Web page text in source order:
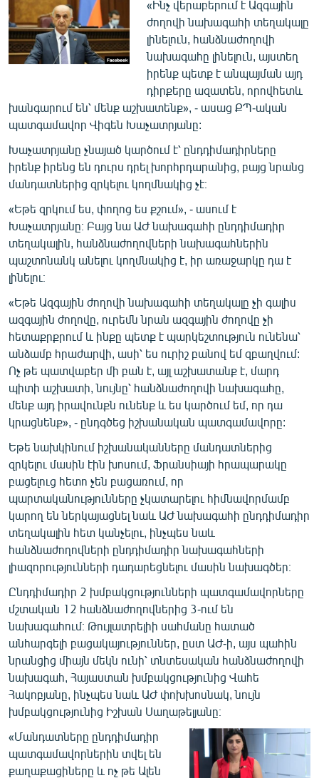
«Ինչ վերաբերում է Ազգային
ժողովի նախագահի տեղակալը
լինելուն, հանձնաժողովի
նախագահը լինելուն, այստեղ
իրենք պետք է անպայման այդ
դիրքերը ազատեն, որովհետև
խանգարում են՝ մենք աշխատենք», - ասաց ՔՊ-ական
պատգամավոր Վիգեն Խաչատրյանը:
Խաչատրյանը չնայած կարծում է՝ ընդդիմադիրները
իրենք իրենց են դուրս դրել խորհրդարանից, բայց նրանց
մանդատներից զրկելու կողմնակից չէ։
«Եթե զրկում ես, փողոց ես քշում», - ասում է
Խաչատրյանը։ Բայց նա ԱԺ նախագահի ընդդիմադիր
տեղակալին, հանձնաժողովների նախագահներին
պաշտոնանկ անելու կողմնակից է, իր առաջարկը դա է
լինելու։
«Եթե Ազգային ժողովի նախագահի տեղակալը չի գալիս
ազգային ժողովը, ուրեմն նրան ազգային ժողովը չի
հետաքրքրում և ինքը պետք է պարկեշտություն ունենա՝
անձամբ հրաժարվի, ասի՝ ես ուրիշ բանով եմ զբաղվում:
Ոչ թե պատվաբեր մի բան է, այլ աշխատանք է, մարդ
պիտի աշխատի, նույնը՝ հանձնաժողովի նախագահը,
մենք այդ իրավունքն ունենք և ես կարծում եմ, որ դա
կրացնենք», - ընդգծեց իշխանական պատգամավորը:
Եթե նախկինում իշխանականները մանդատներից
զրկելու մասին էին խոսում, Ֆրանսիայի հրապարակը
բացելուց հետո չեն բացառում, որ
պարտականությունները չկատարելու հիմնավորմամբ
կարող են ներկայացնել նաև ԱԺ նախագահի ընդդիմադիր
տեղակալին հետ կանչելու, ինչպես նաև
հանձնաժողովների ընդդիմադիր նախագահների
լիազորությունների դադարեցնելու մասին նախագծեր։
Ընդդիմադիր 2 խմբակցությունների պատգամավորները
մշտական 12 հանձնաժողովներից 3-ում են
նախագահում։ Թույլատրելիի սահմանը հատած
անհարգելի բացակայություններ, ըստ ԱԺ-ի, այս պահին
նրանցից միայն մեկն ունի՝ տնտեսական հանձնաժողովի
նախագահ, Հայաստան խմբակցությունից Վահե
Հակոբյանը, ինչպես նաև ԱԺ փոխխոսնակ, նույն
խմբակցությունից Իշխան Սաղաթելյանը։
«Մանդատները ընդդիմադիր
պատգամավորներին տվել են
քաղաքացիները և ոչ թե Ալեն